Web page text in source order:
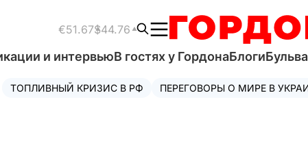
€51.67$44.76
и интервьюВ гостях у ГордонаБлоги
ТОПЛИВНЫЙ КРИЗИС В РФ ПЕРЕГОВОРЫ О МИРЕ В